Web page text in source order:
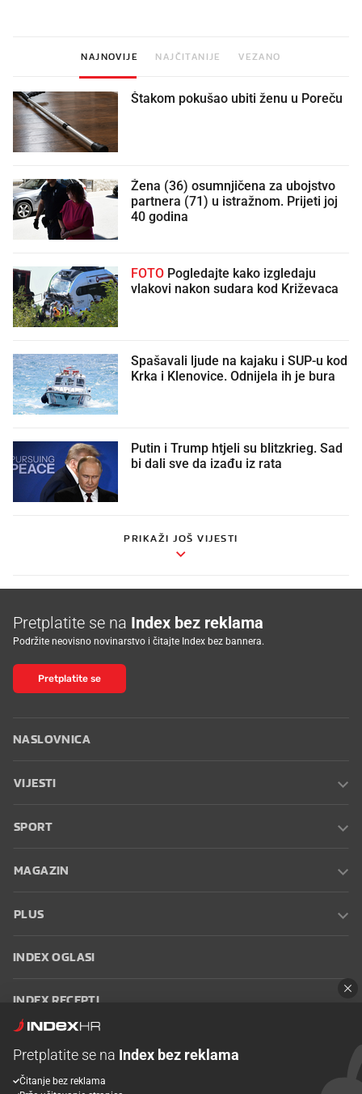
NAJNOVIJE NAJČITANIJE VEZANO
Štakom pokušao ubiti ženu u Poreču
Žena (36) osumnjičena za ubojstvo
partnera (71) u istražnom. Prijeti joj
40 godina
FOTO
vlakovi nakon sudara kod Križevaca
Spašavali ljude na kajaku i SUP-u kod
Krka i Klenovice. Odnijela ih je bura
Putin i Trump htjeli su blitzkrieg. Sad
bi dali sve da izađu iz rata
PRIKAŽI JOŠ VIJESTI
Pretplatite se na Index bez reklama
Podržite neovisno novinarstvo i čitajte Index bez bannera.
Pretplatite se
NASLOVNICA
VIJESTI
SPORT
MAGAZIN
PLUS
INDEX OGLASI
INDEX RECEPTI
Oglašavanje Zaposli se na Indexu
Pretplatite se na Index bez reklama
Čitanje bez reklama